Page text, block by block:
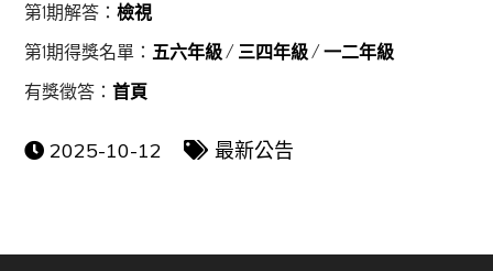
第1期解答：檢視
第1期得獎名單： 五六年級/ 三四年級/一二年級
有獎徵答：首頁
2025-10-12 最新公告